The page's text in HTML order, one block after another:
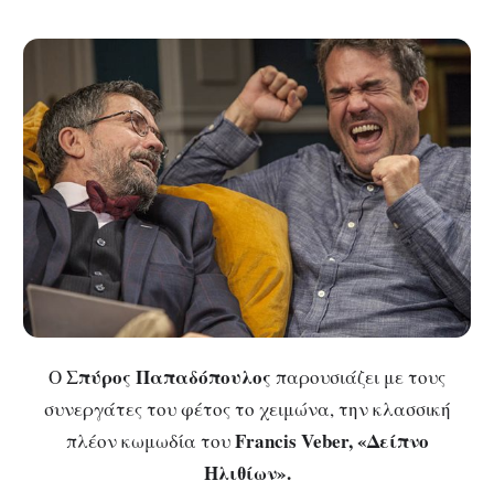
ΟΣπύρος Παπαδόπουλος παρουσιάζει με τους
συνεργάτες του φέτος το χειμώνα, την κλασσική
πλέον κωμωδία τουFrancis Veber, «Δείπνο
Ηλιθίων».